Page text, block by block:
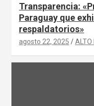
Transparencia:
Paraguay que
respaldatorios»
agosto 22, 2025 ALTO